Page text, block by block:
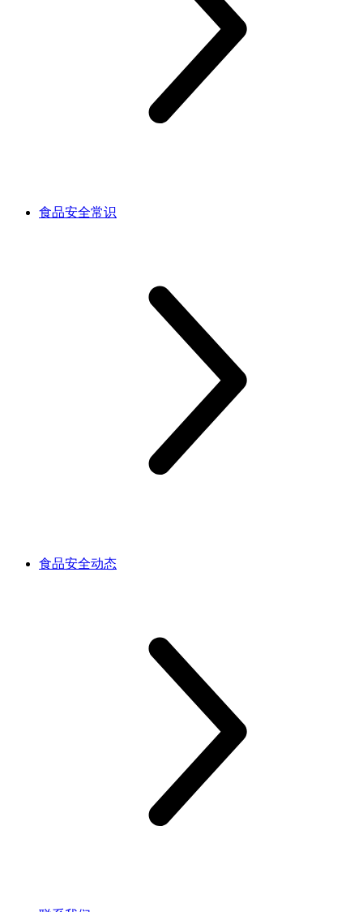
食品安全常识
食品安全动态